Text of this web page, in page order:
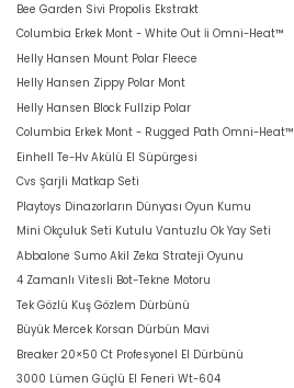
Bee Garden Sivi Propolis Ekstrakt
Columbia Erkek Mont - White Out İi Omni-Heat™
Helly Hansen Mount Polar Fleece
Helly Hansen Zippy Polar Mont
Helly Hansen Block Fullzip Polar
Columbia Erkek Mont - Rugged Path Omni-Heat™
Einhell Te-Hv Akülü El Süpürgesi
Cvs Şarjli Matkap Seti
Playtoys Dinazorların Dünyası Oyun Kumu
Mini Okçuluk Seti Kutulu Vantuzlu Ok Yay Seti
Abbalone Sumo Akil Zeka Strateji Oyunu
4 Zamanlı Vitesli Bot-Tekne Motoru
Tek Gözlü Kuş Gözlem Dürbünü
Büyük Mercek Korsan Dürbün Mavi
Breaker 20×50 Ct Profesyonel El Dürbünü
3000 Lümen Güçlü El Feneri Wt-604